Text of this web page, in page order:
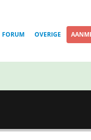
FORUM OVERIGE